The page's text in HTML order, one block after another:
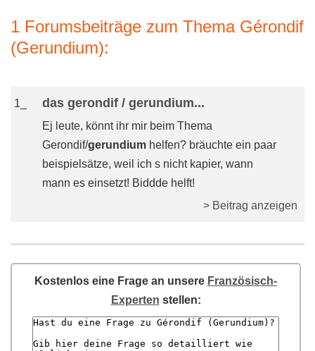
1 Forumsbeiträge zum Thema Gérondif
(Gerundium):
1_ das gerondif / gerundium...
Ej leute, könnt ihr mir beim Thema
Gerondif/gerundium helfen? bräuchte ein paar
beispielsätze, weil ich s nicht kapier, wann
mann es einsetzt! Biddde helft!
> Beitrag anzeigen
Kostenlos eine Frage an unsere Französisch-
Experten stellen: